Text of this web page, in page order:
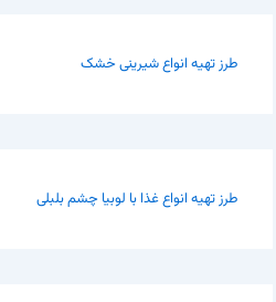
طرز تهیه انواع شیرینی خشک
طرز تهیه انواع غذا با لوبیا چشم بلبلی